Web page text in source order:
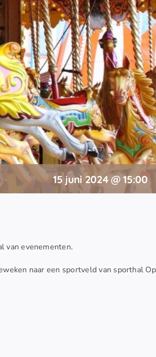
15 juni 2024 @ 15:00
van evenementen.
naar een sportveld van sporthal Op